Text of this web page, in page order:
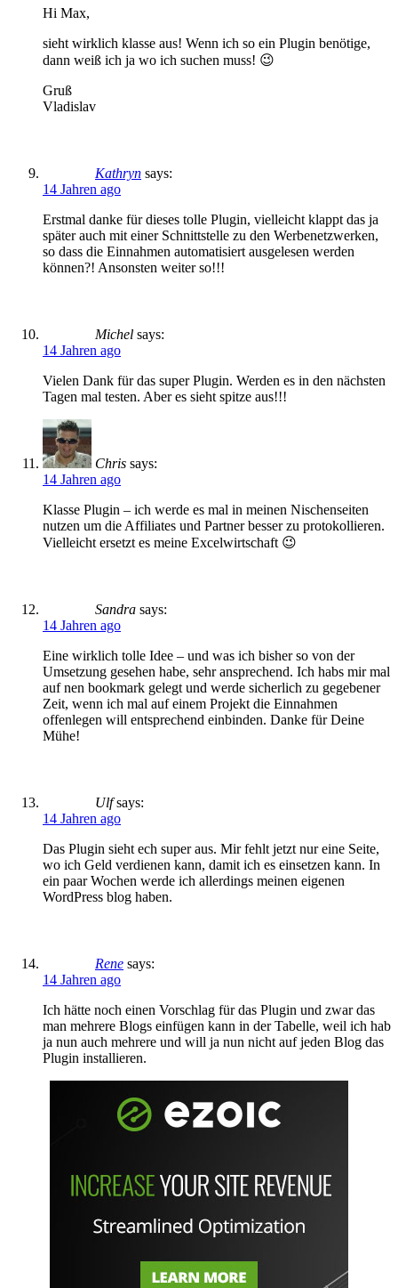
Hi Max,
sieht wirklich klasse aus! Wenn ich so ein Plugin benötige,
dann weiß ich ja wo ich suchen muss! 😉
Gruß
Vladislav
Kathryn says:
14 Jahren ago
Erstmal danke für dieses tolle Plugin, vielleicht klappt das ja
später auch mit einer Schnittstelle zu den Werbenetzwerken,
so dass die Einnahmen automatisiert ausgelesen werden
können?! Ansonsten weiter so!!!
Michel says:
14 Jahren ago
Vielen Dank für das super Plugin. Werden es in den nächsten
Tagen mal testen. Aber es sieht spitze aus!!!
Chris says:
14 Jahren ago
Klasse Plugin – ich werde es mal in meinen Nischenseiten
nutzen um die Affiliates und Partner besser zu protokollieren.
Vielleicht ersetzt es meine Excelwirtschaft 😉
Sandra says:
14 Jahren ago
Eine wirklich tolle Idee – und was ich bisher so von der
Umsetzung gesehen habe, sehr ansprechend. Ich habs mir mal
auf nen bookmark gelegt und werde sicherlich zu gegebener
Zeit, wenn ich mal auf einem Projekt die Einnahmen
offenlegen will entsprechend einbinden. Danke für Deine
Mühe!
Ulf says:
14 Jahren ago
Das Plugin sieht ech super aus. Mir fehlt jetzt nur eine Seite,
wo ich Geld verdienen kann, damit ich es einsetzen kann. In
ein paar Wochen werde ich allerdings meinen eigenen
WordPress blog haben.
Rene says:
14 Jahren ago
Ich hätte noch einen Vorschlag für das Plugin und zwar das
man mehrere Blogs einfügen kann in der Tabelle, weil ich hab
ja nun auch mehrere und will ja nun nicht auf jeden Blog das
Plugin installieren.